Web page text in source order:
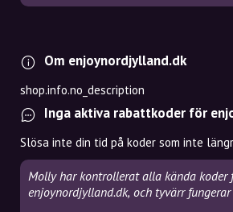
Om enjoynordjylland.dk
shop.info.no_description
Inga aktiva rabattkoder för
Slösa inte din tid på koder som inte
Molly har kontrollerat alla kända koder
enjoynordjylland.dk, och tyvärr